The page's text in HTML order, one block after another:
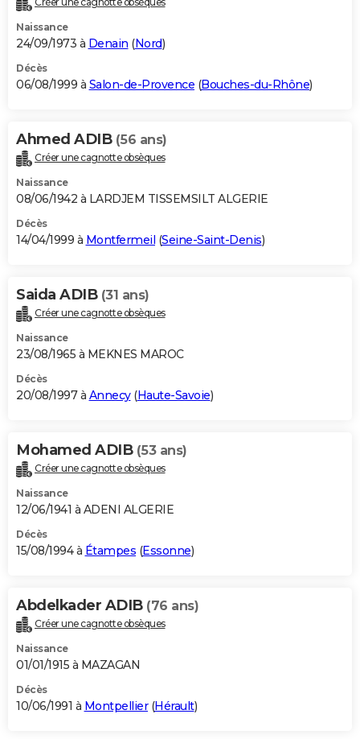
Naissance
24/09/1973 à Denain (Nord)
Décès
06/08/1999 à Salon-de-Provence (Bouches-du-Rhône)
Ahmed ADIB (56 ans)
Créer une cagnotte obsèques
Naissance
08/06/1942 à LARDJEM TISSEMSILT ALGERIE
Décès
14/04/1999 à Montfermeil (Seine-Saint-Denis)
Saida ADIB (31 ans)
Créer une cagnotte obsèques
Naissance
23/08/1965 à MEKNES MAROC
Décès
20/08/1997 à Annecy(Haute-Savoie)
Mohamed ADIB (53 ans)
Créer une cagnotte obsèques
Naissance
12/06/1941 à ADENI ALGERIE
Décès
15/08/1994 à Étampes (Essonne)
Abdelkader ADIB (76 ans)
Créer une cagnotte obsèques
Naissance
01/01/1915 à MAZAGAN
Décès
10/06/1991 à Montpellier(Hérault)